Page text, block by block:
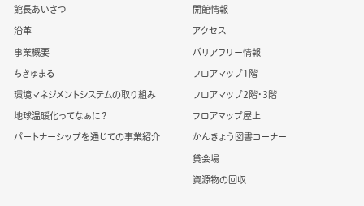
館長あいさつ
沿革
事業概要
ちきゅまる
環境マネジメントシステムの取り組み
地球温暖化ってなぁに？
パートナーシップを通じての事業紹介
開館情報
アクセス
バリアフリー情報
フロアマップ1階
フロアマップ2階・3階
フロアマップ屋上
かんきょう図書コーナー
貸会場
資源物の回収